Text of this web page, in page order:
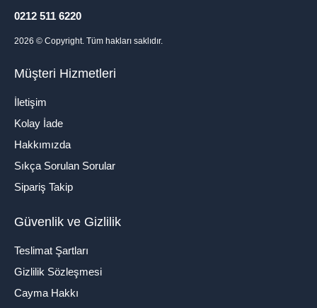
0212 511 6220
2026 © Copyright. Tüm hakları saklıdır.
Müşteri Hizmetleri
İletişim
Kolay İade
Hakkımızda
Sıkça Sorulan Sorular
Sipariş Takip
Güvenlik ve Gizlilik
Teslimat Şartları
Gizlilik Sözleşmesi
Cayma Hakkı